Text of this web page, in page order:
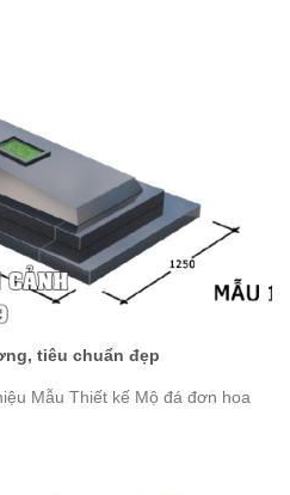
tiêu chuẩn đẹp
Mẫu Thiết kế Mộ đá đơn hoa